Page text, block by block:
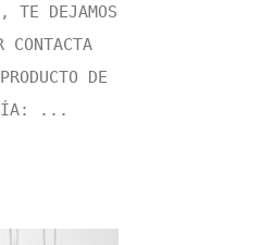
TE DEJAMOS
CONTACTA
DE
...